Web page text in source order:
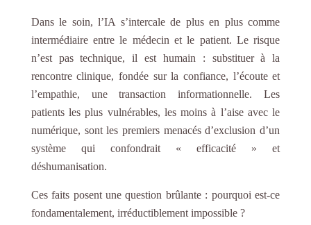
Dans le soin, l’IA s’intercale de plus en plus comme
intermédiaire entre le médecin et le patient. Le risque
n’est pas technique, il est humain : substituer à la
rencontre clinique, fondée sur la confiance, l’écoute et
l’empathie, une transaction informationnelle. Les
patients les plus vulnérables, les moins à l’aise avec le
numérique, sont les premiers menacés d’exclusion d’un
système qui confondrait « efficacité » et
déshumanisation.
Ces faits posent une question brûlante : pourquoi est-ce
fondamentalement, irréductiblement impossible ?